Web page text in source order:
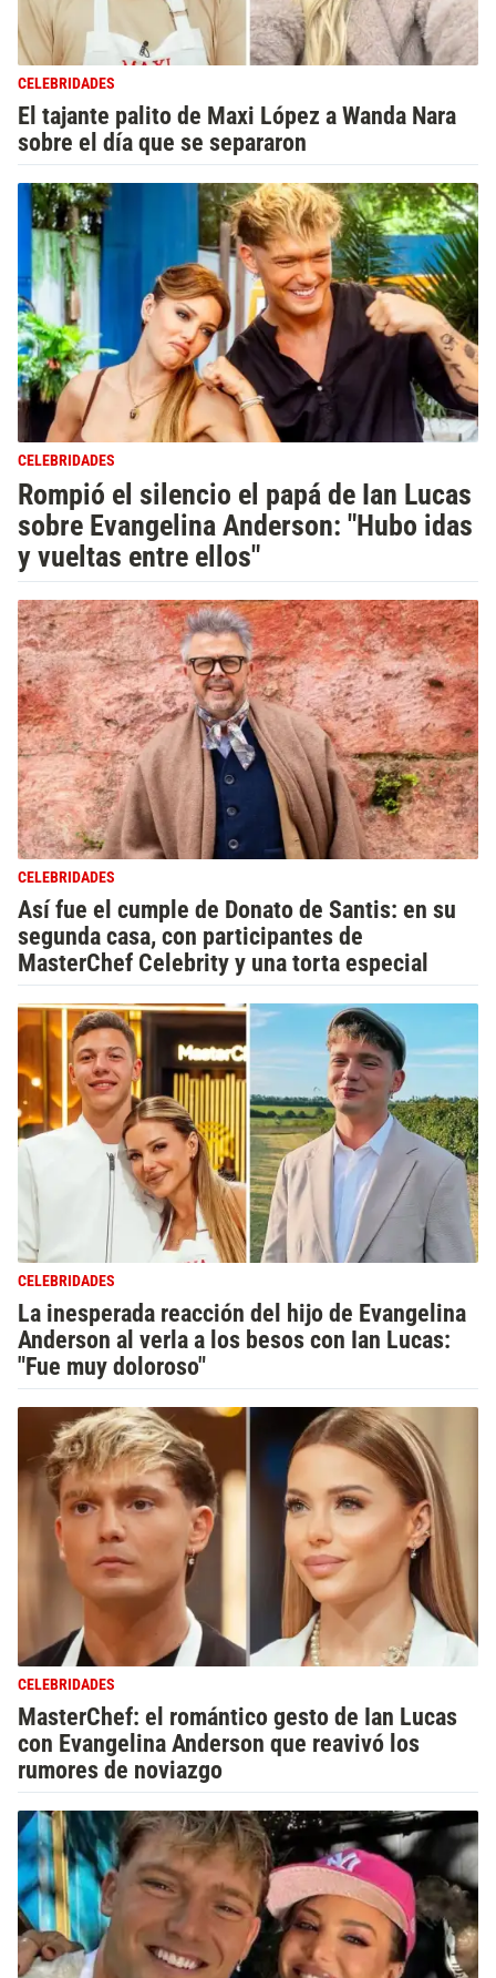
CELEBRIDADES
El tajante palito de Maxi López a Wanda Nara
sobre el día que se separaron
CELEBRIDADES
Rompió el silencio el papá de Ian Lucas
sobre Evangelina Anderson: "Hubo idas
y vueltas entre ellos"
CELEBRIDADES
Así fue el cumple de Donato de Santis: en su
segunda casa, con participantes de
MasterChef Celebrity y una torta especial
CELEBRIDADES
La inesperada reacción del hijo de Evangelina
Anderson al verla a los besos con Ian Lucas:
"Fue muy doloroso"
CELEBRIDADES
MasterChef: el romántico gesto de Ian Lucas
con Evangelina Anderson que reavivó los
rumores de noviazgo